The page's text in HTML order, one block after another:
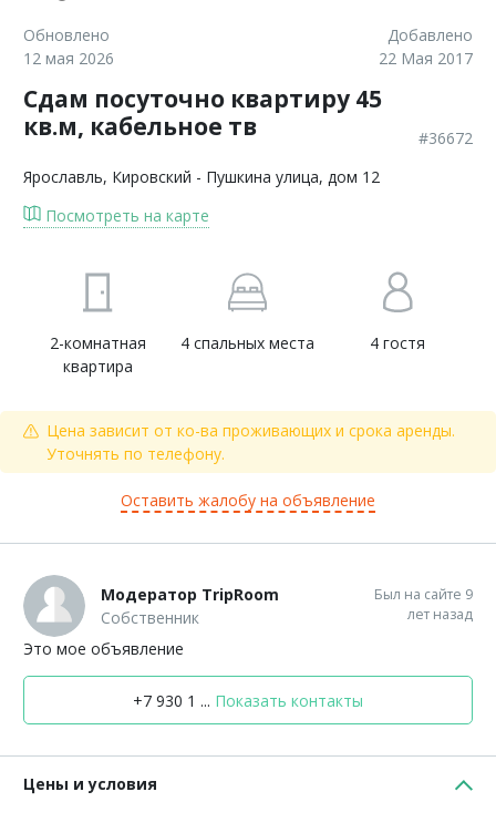
Обновлено
12 мая 2026
Добавлено
22 Мая 2017
Сдам посуточно квартиру 45
кв.м, кабельное тв
#36672
Ярославль, Кировский - Пушкина улица, дом 12
Посмотреть на карте
2-комнатная
квартира
4 спальных места 4 гостя
Цена зависит от ко-ва проживающих и срока аренды.
Уточнять по телефону.
Оставить жалобу на объявление
Модератор TripRoom
Собственник
Был на сайте 9
лет назад
Это мое объявление
+7 930 1 ... Показать контакты
Цены и условия